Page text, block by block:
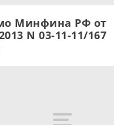
Минфина РФ от
N 03-11-11/167